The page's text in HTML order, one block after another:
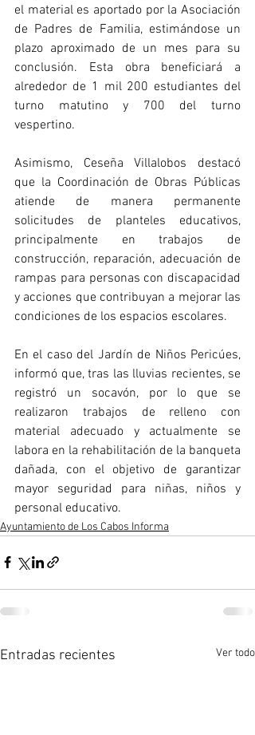
el material es aportado por la Asociación
de Padres de Familia, estimándose un
plazo aproximado de un mes para su
conclusión. Esta obra beneficiará a
alrededor de 1 mil 200 estudiantes del
turno matutino y 700 del turno
vespertino.
Asimismo, Ceseña Villalobos destacó
que la Coordinación de Obras Públicas
atiende de manera permanente
solicitudes de planteles educativos,
principalmente en trabajos de
construcción, reparación, adecuación de
rampas para personas con discapacidad
y acciones que contribuyan a mejorar las
condiciones de los espacios escolares.
En el caso del Jardín de Niños Pericúes,
informó que, tras las lluvias recientes, se
registró un socavón, por lo que se
realizaron trabajos de relleno con
material adecuado y actualmente se
labora en la rehabilitación de la banqueta
dañada, con el objetivo de garantizar
mayor seguridad para niñas, niños y
personal educativo.
Ayuntamiento de Los Cabos Informa
Entradas recientes Ver todo